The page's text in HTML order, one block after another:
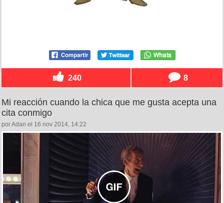
240 8
Mi reacción cuando la chica que me gusta acepta una
cita conmigo
por Adan el 16 nov 2014, 14:22